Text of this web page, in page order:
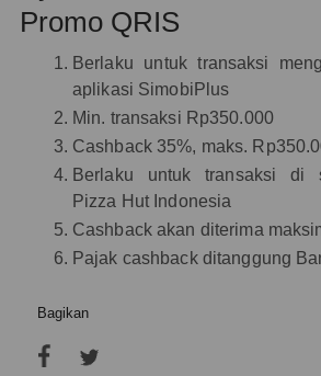
Promo QRIS
Berlaku untuk transaksi
aplikasi SimobiPlus
Min. transaksi Rp350.000
Cashback 35%, maks.
Berlaku untuk transaksi di
Pizza Hut Indonesia
Cashback akan diterima
Pajak cashback ditanggung
Bagikan